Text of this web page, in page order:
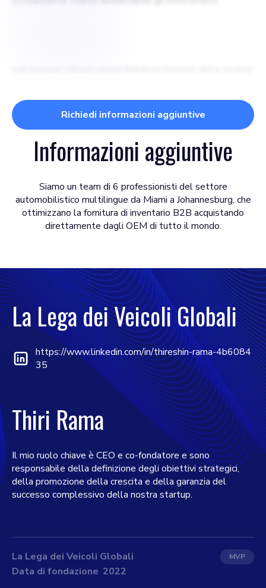
Richiedi informazioni aggiuntive
Informazioni aggiuntive
Siamo un team di 6 professionisti del settore
automobilistico multilingue da Miami a Johannesburg, che
ottimizzano la fornitura di inventario B2B acquistando
direttamente dagli OEM di tutto il mondo.
La Lega dei Veicoli Globali
https://www.linkedin.com/in/thireshin-rama-4b6084
35
Thiri Rama
Il mio ruolo chiave è CEO e co-fondatore e sono
responsabile della definizione degli obiettivi strategici,
della promozione della crescita e della garanzia del
successo complessivo della nostra startup.
La Lega dei Veicoli Globali MVP
Data di fondazione 2022